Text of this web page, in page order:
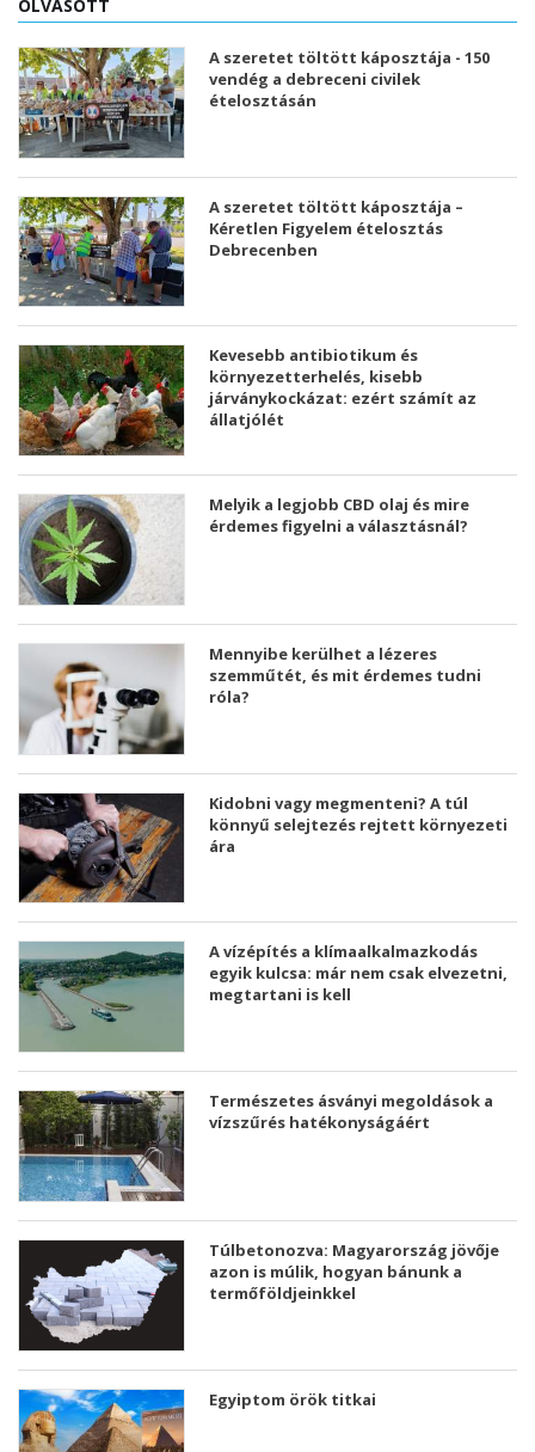
OLVASOTT
A szeretet töltött káposztája - 150
vendég a debreceni civilek
ételosztásán
A szeretet töltött káposztája –
Kéretlen Figyelem ételosztás
Debrecenben
Kevesebb antibiotikum és
környezetterhelés, kisebb
járványkockázat: ezért számít az
állatjólét
Melyik a legjobb CBD olaj és mire
érdemes figyelni a választásnál?
Mennyibe kerülhet a lézeres
szemműtét, és mit érdemes tudni
róla?
Kidobni vagy megmenteni? A túl
könnyű selejtezés rejtett környezeti
ára
A vízépítés a klímaalkalmazkodás
egyik kulcsa: már nem csak elvezetni,
megtartani is kell
Természetes ásványi megoldások a
vízszűrés hatékonyságáért
Túlbetonozva: Magyarország jövője
azon is múlik, hogyan bánunk a
termőföldjeinkkel
Egyiptom örök titkai